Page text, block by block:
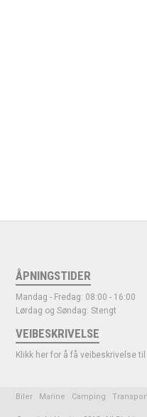
ÅPNINGSTIDER
Mandag - Fredag: 08:00 - 16:00
Lørdag og Søndag: Stengt
VEIBESKRIVELSE
Klikk her for å få veibeskrivelse
Biler Marine Camping